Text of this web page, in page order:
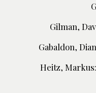
Gilman,
Gabaldon,
Heitz,